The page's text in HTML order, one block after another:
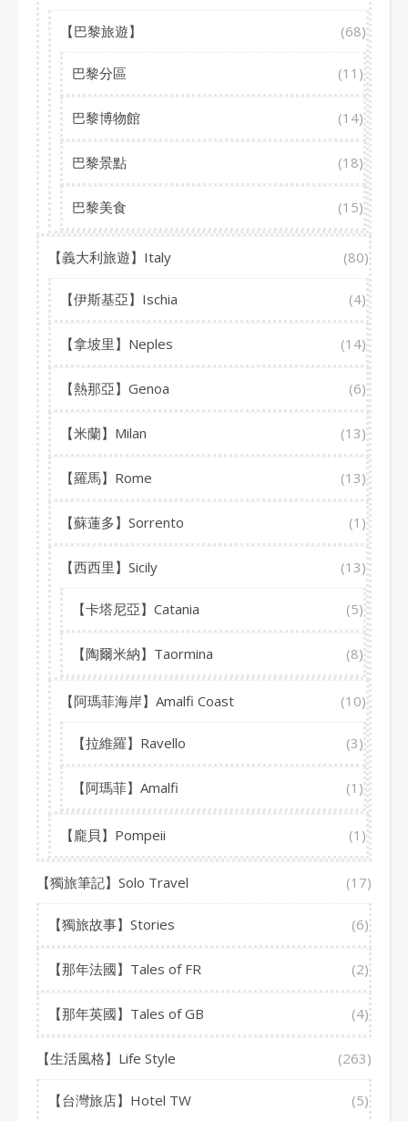
【巴黎旅遊】 (68)
巴黎分區 (11)
巴黎博物館 (14)
巴黎景點 (18)
巴黎美食 (15)
【義大利旅遊】Italy (80)
【伊斯基亞】Ischia (4)
【拿坡里】Neples (14)
【熱那亞】Genoa (6)
【米蘭】Milan (13)
【羅馬】Rome (13)
【蘇蓮多】Sorrento (1)
【西西里】Sicily (13)
【卡塔尼亞】Catania (5)
【陶爾米納】Taormina (8)
【阿瑪菲海岸】Amalfi Coast (10)
【拉維羅】Ravello (3)
【阿瑪菲】Amalfi (1)
【龐貝】Pompeii (1)
【獨旅筆記】Solo Travel (17)
【獨旅故事】Stories (6)
【那年法國】Tales of FR (2)
【那年英國】Tales of GB (4)
【生活風格】Life Style (263)
【台灣旅店】Hotel TW (5)